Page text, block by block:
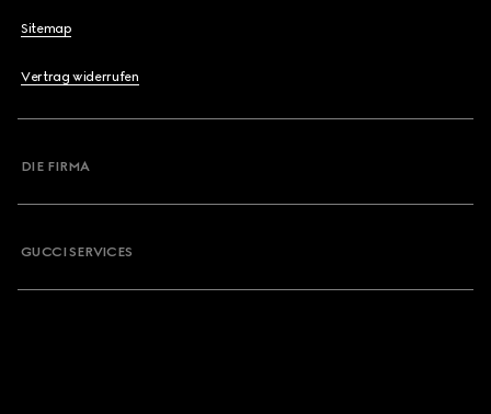
Sitemap
Vertrag widerrufen
DIE FIRMA
GUCCI SERVICES